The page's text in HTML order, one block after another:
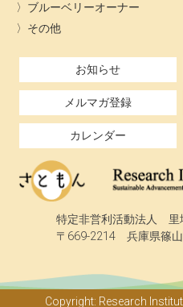
ブルーベリーオーナー
その他
お知らせ
メルマガ登録
カレンダー
特定非営利活動法人 里
〒669-2214 兵庫県篠
Copyright: Research